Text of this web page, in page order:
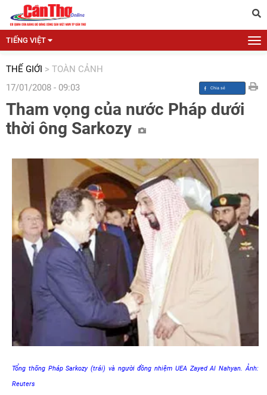
TIẾNG VIỆT
THẾ GIỚI > TOÀN CẢNH
17/01/2008 - 09:03
Tham vọng của nước Pháp dưới
thời ông Sarkozy
Tổng thống Pháp Sarkozy (trái) và người đồng nhiệm UEA Zayed Al Nahyan. Ảnh:
Reuters